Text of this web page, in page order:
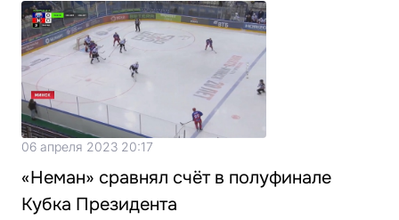
06 апреля 2023 20:17
«Неман» сравнял счёт в полуфинале
Кубка Президента